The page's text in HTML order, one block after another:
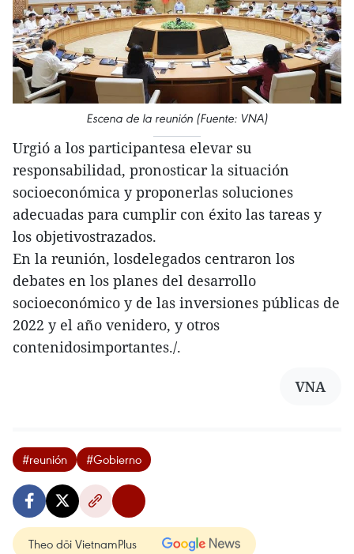
Escena de la reunión (Fuente: VNA)
Urgió a los participantesa elevar su
responsabilidad, pronosticar la situación
socioeconómica y proponerlas soluciones
adecuadas para cumplir con éxito las tareas y
los objetivostrazados.
En la reunión, losdelegados centraron los
debates en los planes del desarrollo
socioeconómico y de las inversiones públicas de
2022 y el año venidero, y otros
contenidosimportantes./.
VNA
#reunión #Gobierno
Theo dõi VietnamPlus